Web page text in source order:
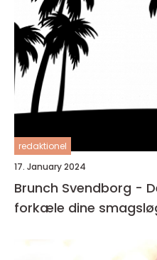
redaktionel
17. January 2024
Brunch Svendborg -
forkæle dine